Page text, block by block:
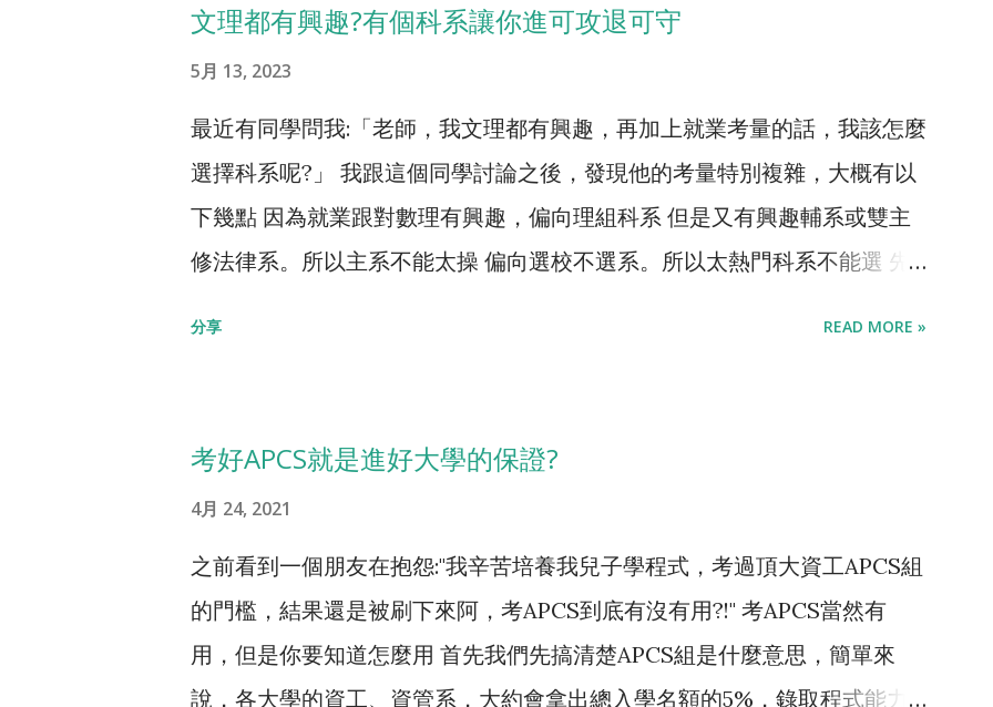
清楚天份...每一種科系都要有天份，資工沒有特別吃天份。同時從另一個面
向來看，你會害怕資工系會唸不下去，怎麼不害怕醫學系唸不下去?每年都
有醫學系退學、或畢業之後考不到執照的案例阿，每一個科系都可能唸不下
去啊! 若從數據來看，實務上有統計過， 物理系跟數學系是最難唸的科系 ，
這類偏理論、較抽象的科系，重修、延畢、退學的比率都是最高的。資工系
這種應用、實務型的科系，在理組裡面是相對容易唸的。甚至跟同為電資學
適合唸資工系呢? 就是高中學看看寫程式阿! 基本上台灣的高中，都有程式
學程度也差不多，銜接下去教就好。但程式在國中並沒有標準課程，老師很
為難要從哪裡開始教、教多快、教多難。 專業師資匱乏: 電資產業的待遇很
高，多為高中教師的兩倍以上，本科系畢業生很少願意在校內當老師。高中
文理都有興趣?有個科系讓你進可攻退可守
5月 13, 2023
最近有同學問我:「老師，我文理都有興趣，再加上就業考量的話，我該怎麼
選擇科系呢?」 我跟這個同學討論之後，發現他的考量特別複雜，大概有以
下幾點 因為就業跟對數理有興趣，偏向理組科系 但是又有興趣輔系或雙主
修法律系。所以主系不能太操 偏向選校不選系。所以太熱門科系不能選 先
程的那邊，企管是在最管理的那邊，而資管就是站在中間，用資訊技術來解
決管理問題。 更具體來說，資工跟資管不同的地方在於，資工在「 研發 資
訊技術」，資管在「 應用 資訊技術」，前者明顯較為困難，人才較為稀
缺，若以就業來說，資工明顯較占優勢，但是跟絕大多數文組科系相較，資
管的就業機會跟薪水都好上許多。 所以，如果是明顯理組腦的話，我都會
分享 READ MORE »
考好APCS就是進好大學的保證?
4月 24, 2021
之前看到一個朋友在抱怨:"我辛苦培養我兒子學程式，考過頂大資工APCS組
的門檻，結果還是被刷下來阿，考APCS到底有沒有用?!" 考APCS當然有
用，但是你要知道怎麼用 首先我們先搞清楚APCS組是什麼意思，簡單來
說，各大學的資工、資管系，大約會拿出總入學名額的5%，錄取程式能力